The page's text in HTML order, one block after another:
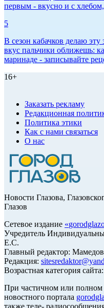
первым - вкусно и с
5
В сезон кабачков делаю эту
вкус пальчики оближешь:
маринаде - записывайте
16+
Заказать рекламу
Редакционная
Политика этики
Как с нами связаться
О нас
Новости Глазова,
Глазов
Сетевое издание «
Учредитель
Е.С.
Главный редактор:
Редакция:
Возрастная категория
При частичном или полном
новостного портала